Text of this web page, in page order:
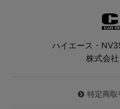
ハイエース・
株式会
特定商取